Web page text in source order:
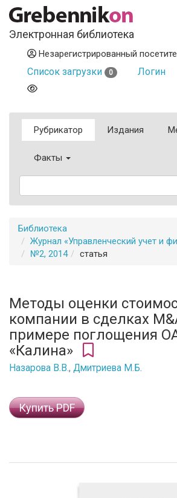
Электронная библиотека
Незарегистрированный
Список загрузки 0 Логин
Рубрикатор Издания
Факты
Библиотека
Журнал «Управленческий учет и
№2, 2014
статья
Методы оценки
компании в сделках
примере поглощения
«Калина»
Назарова В.В., Дмитриева М.Б.
Купить PDF